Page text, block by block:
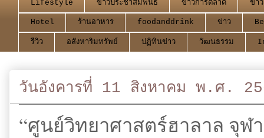
Lifestyle ข่าวประชาสัมพันธ์ ข่าวการตลาด ข่า
Hotel ร้านอาหาร foodanddrink ข่าว
รีวิว อสังหาริมทรัพย์ ปฏิทินข่าว วัฒนธรรม
วันอังคารที่ 11 สิงหาคม พ.ศ.
“ศูนย์วิทยาศาสตร์ฮาลาล จุฬ